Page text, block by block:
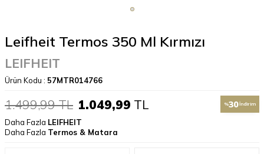
Leifheit Termos 350 Ml Kırmızı
LEIFHEIT
Ürün Kodu : 57MTR014766
1.499,99TL 1.049,99 TL %30İndirim
Daha Fazla LEIFHEIT
Daha Fazla Termos & Matara